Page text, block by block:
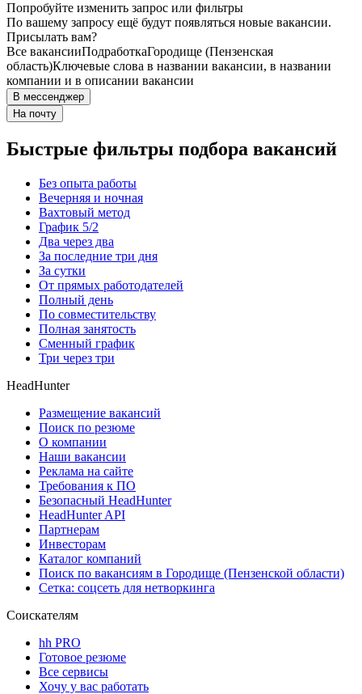
Попробуйте изменить запрос или фильтры
По вашему запросу ещё будут появляться новые вакансии.
Присылать вам?
Все вакансииПодработкаГородище (Пензенская
область)Ключевые слова в названии вакансии, в названии
компании и в описании вакансии
В мессенджер
На почту
Быстрые фильтры подбора вакансий
Без опыта работы
Вечерняя и ночная
Вахтовый метод
График 5/2
Два через два
За последние три дня
За сутки
От прямых работодателей
Полный день
По совместительству
Полная занятость
Сменный график
Три через три
HeadHunter
Размещение вакансий
Поиск по резюме
О компании
Наши вакансии
Реклама на сайте
Требования к ПО
Безопасный HeadHunter
HeadHunter API
Партнерам
Инвесторам
Каталог компаний
Поиск по вакансиям в Городище (Пензенской области)
Сетка: соцсеть для нетворкинга
Соискателям
hh PRO
Готовое резюме
Все сервисы
Хочу у вас работать